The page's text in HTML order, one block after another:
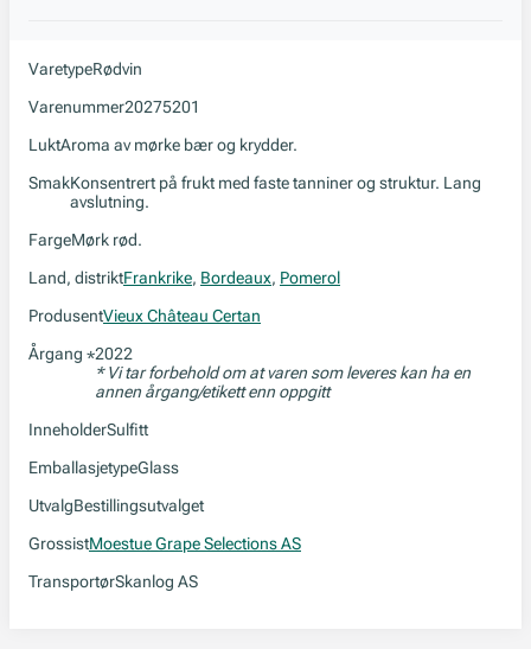
VaretypeRødvin
Varenummer20275201
LuktAroma av mørke bær og krydder.
SmakKonsentrert på frukt med faste tanniner og struktur. Lang
avslutning.
FargeMørk rød.
Land, distriktFrankrike, Bordeaux, Pomerol
ProdusentVieux Château Certan
Årgang *2022
* Vi tar forbehold om at varen som leveres kan ha en
annen årgang/etikett enn oppgitt
InneholderSulfitt
EmballasjetypeGlass
UtvalgBestillingsutvalget
GrossistMoestue Grape Selections AS
TransportørSkanlog AS